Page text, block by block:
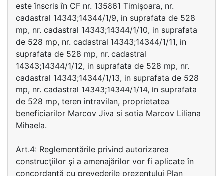
este înscris în CF nr. 135861 Timişoara, nr.
cadastral 14343;14344/1/9, in suprafata de 528
mp, nr. cadastral 14343;14344/1/10, in suprafata
de 528 mp, nr. cadastral 14343;14344/1/11, in
suprafata de 528 mp, nr. cadastral
14343;14344/1/12, in suprafata de 528 mp, nr.
cadastral 14343;14344/1/13, in suprafata de 528
mp, nr. cadastral 14343;14344/1/14, in suprafata
de 528 mp, teren intravilan, proprietatea
beneficiarilor Marcov Jiva si sotia Marcov Liliana
Mihaela.
Art.4: Reglementările privind autorizarea
construcţiilor şi a amenajărilor vor fi aplicate în
concordanţă cu prevederile prezentului Plan